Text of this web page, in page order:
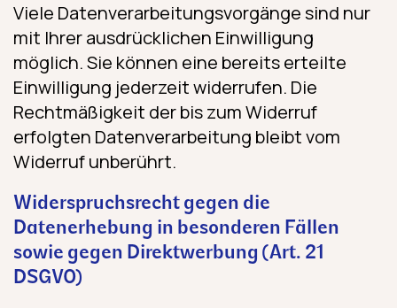
Viele Datenverarbeitungsvorgänge sind nur
mit Ihrer ausdrücklichen Einwilligung
möglich. Sie können eine bereits erteilte
Einwilligung jederzeit widerrufen. Die
Rechtmäßigkeit der bis zum Widerruf
erfolgten Datenverarbeitung bleibt vom
Widerruf unberührt.
Widerspruchsrecht gegen die
Datenerhebung in besonderen Fällen
sowie gegen Direktwerbung (Art. 21
DSGVO)